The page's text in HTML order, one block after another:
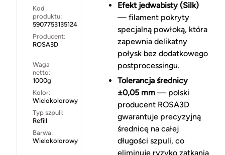
Kod
produktu:
5907753135124
Producent:
ROSA3D
Waga
netto:
1000g
Kolor:
Wielokolorowy
Typ szpuli:
Refill
Barwa:
Wielokolorowy
Efekt jedwabisty (Silk)
— filament pokryty
specjalną powłoką, która
zapewnia delikatny
połysk bez dodatkowego
postprocessingu.
Tolerancja średnicy
±0,05 mm— polski
producent ROSA3D
gwarantuje precyzyjną
średnicę na całej
długości szpuli, co
eliminuje ryzyko zatkania